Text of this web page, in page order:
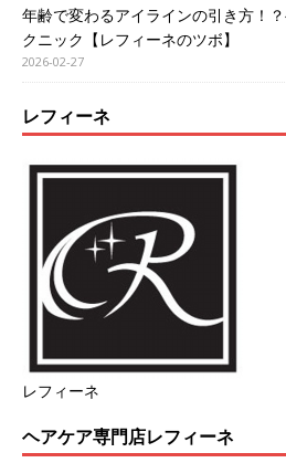
年齢で変わるアイラインの引き方！
クニック【レフィーネのツボ】
2026-02-27
レフィーネ
レフィーネ
ヘアケア専門店レフィーネ